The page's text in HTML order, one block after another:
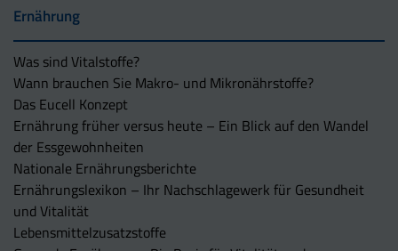
Ernährung
Was sind Vitalstoffe?
Wann brauchen Sie Makro- und Mikronährstoffe?
Das Eucell Konzept
Ernährung früher versus heute – Ein Blick auf den Wandel
der Essgewohnheiten
Nationale Ernährungsberichte
Ernährungslexikon – Ihr Nachschlagewerk für Gesundheit
und Vitalität
Lebensmittelzusatzstoffe